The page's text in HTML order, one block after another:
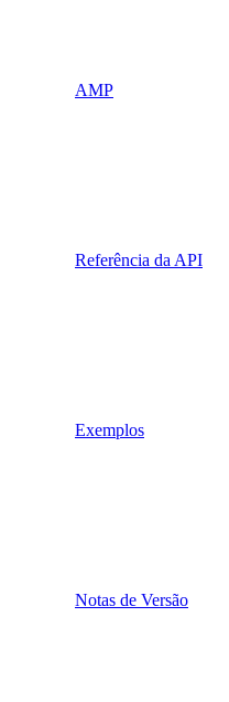
AMP
Referência da API
Exemplos
Notas de Versão